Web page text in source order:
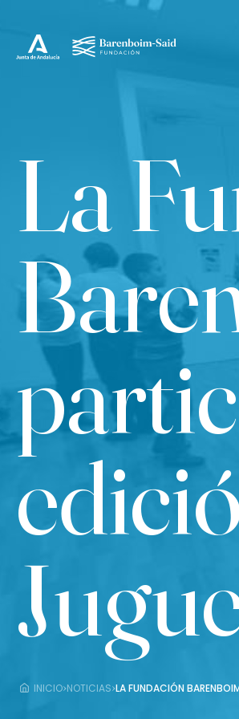
La
INICIO›NOTICIAS›LA FUNDACIÓN